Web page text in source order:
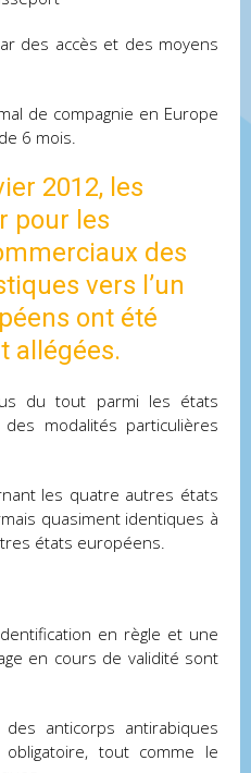
des accès et des moyens
de compagnie en Europe
6 mois.
2012, les
pour les
des
vers l’un
ont été
allégées.
du tout parmi les états
modalités particulières
les quatre autres états
quasiment identiques à
états européens.
en règle et une
en cours de validité sont
anticorps antirabiques
obligatoire, tout comme le